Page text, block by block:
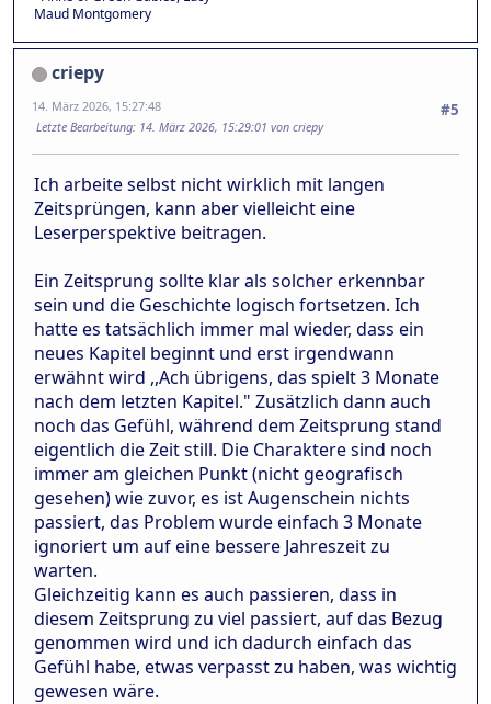
Maud Montgomery
criepy
#5
14. März 2026, 15:27:48
Letzte Bearbeitung: 14. März 2026, 15:29:01 von criepy
Ich arbeite selbst nicht wirklich mit langen
Zeitsprüngen, kann aber vielleicht eine
Leserperspektive beitragen.
Ein Zeitsprung sollte klar als solcher erkennbar
sein und die Geschichte logisch fortsetzen. Ich
hatte es tatsächlich immer mal wieder, dass ein
neues Kapitel beginnt und erst irgendwann
erwähnt wird ,,Ach übrigens, das spielt 3 Monate
nach dem letzten Kapitel." Zusätzlich dann auch
noch das Gefühl, während dem Zeitsprung stand
eigentlich die Zeit still. Die Charaktere sind noch
immer am gleichen Punkt (nicht geografisch
gesehen) wie zuvor, es ist Augenschein nichts
passiert, das Problem wurde einfach 3 Monate
ignoriert um auf eine bessere Jahreszeit zu
warten.
Gleichzeitig kann es auch passieren, dass in
diesem Zeitsprung zu viel passiert, auf das Bezug
genommen wird und ich dadurch einfach das
Gefühl habe, etwas verpasst zu haben, was wichtig
gewesen wäre.